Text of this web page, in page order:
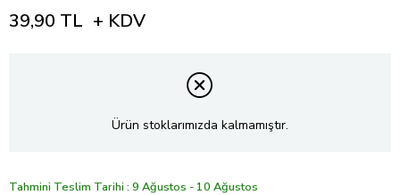
39,90 TL + KDV
Ürün stoklarımızda kalmamıştır.
Tahmini Teslim Tarihi : 9 Ağustos - 10 Ağustos